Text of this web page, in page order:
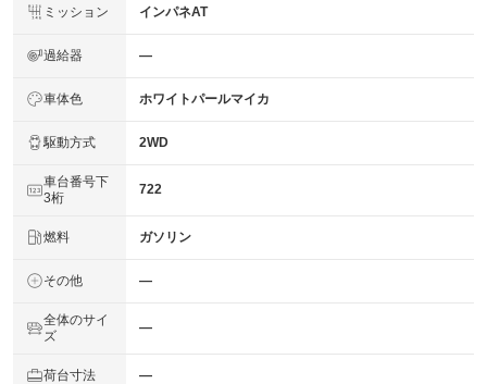
ミッション インパネAT
過給器 ―
車体色 ホワイトパールマイカ
駆動方式 2WD
車台番号下
3桁
722
燃料 ガソリン
その他 ―
全体のサイ
ズ
―
荷台寸法 ―